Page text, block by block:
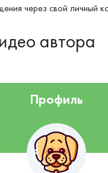
через свой личный
автора
Профиль